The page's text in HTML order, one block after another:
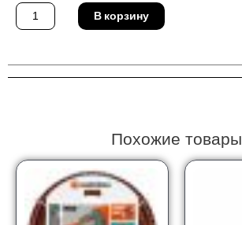
Количество
товара
Соединитель
В корзину
Похожие товары